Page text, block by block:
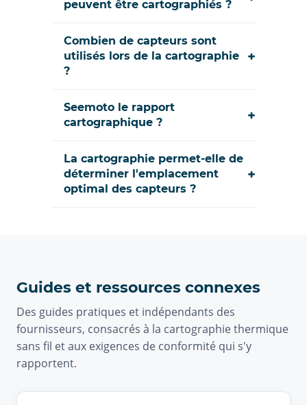
peuvent être cartographiés ?
Combien de capteurs sont
utilisés lors de la cartographie
?
+
Seemoto le rapport
cartographique ?
+
La cartographie permet-elle de
déterminer l'emplacement
optimal des capteurs ?
+
Guides et ressources connexes
Des guides pratiques et indépendants des
fournisseurs, consacrés à la cartographie thermique
sans fil et aux exigences de conformité qui s'y
rapportent.